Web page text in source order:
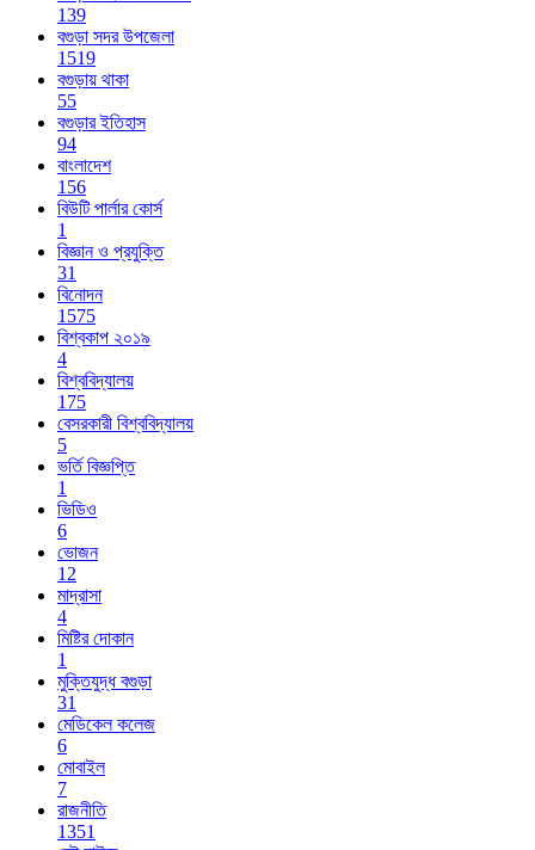
139
বগুড়া সদর উপজেলা
1519
বগুড়ায় থাকা
55
বগুড়ার ইতিহাস
94
বাংলাদেশ
156
বিউটি পার্লার কোর্স
1
বিজ্ঞান ও প্রযুক্তি
31
বিনোদন
1575
বিশ্বকাপ ২০১৯
4
বিশ্ববিদ্যালয়
175
বেসরকারী বিশ্ববিদ্যালয়
5
ভর্তি বিজ্ঞপ্তি
1
ভিডিও
6
ভোজন
12
মাদ্রাসা
4
মিষ্টির দোকান
1
মুক্তিযুদ্ধ বগুড়া
31
মেডিকেল কলেজ
6
মোবাইল
7
রাজনীতি
1351